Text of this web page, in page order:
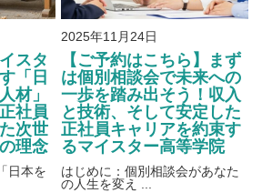
スタ
「日
材」
社員
次世
理念
日本を
2025年11月24日
【ご予約はこちら】まず
は個別相談会で未来への
一歩を踏み出そう！収入
と技術、そして安定した
正社員キャリアを約束す
るマイスター高等学院
はじめに：個別相談会があなた
の人生を変え ...